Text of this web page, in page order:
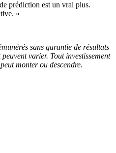
prédiction est un vrai plus.
»
sans garantie de résultats
varier. Tout investissement
monter ou descendre.